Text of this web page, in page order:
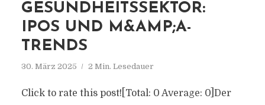
GESUNDHEITSSEKTOR:
IPOS UND M&AMP;A-
TRENDS
30. März 2025 2 Min. Lesedauer
Click to rate this post![Total: 0 Average: 0]Der